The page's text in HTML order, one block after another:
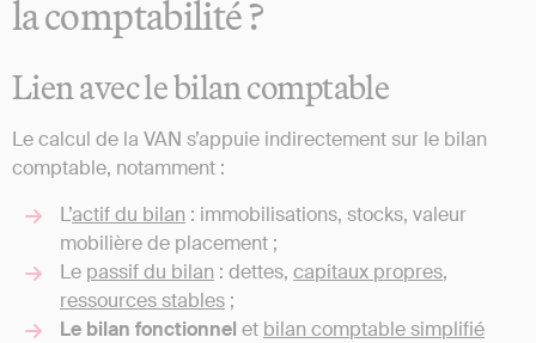
la comptabilité ?
Lien avec le bilan comptable
Le calcul de la VAN s’appuie indirectement sur le bilan
comptable, notamment :
L’actif du bilan : immobilisations, stocks, valeur
mobilière de placement ;
Le passif du bilan : dettes, capitaux propres,
ressources stables ;
Le bilan fonctionnel et bilan comptable simplifié